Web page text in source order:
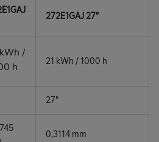
272E1GAJ 27"
/
h
21 kWh / 1000 h
27"
0,3114 mm